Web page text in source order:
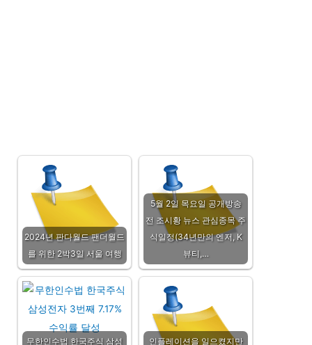
2024년 판다월드 팬더월드
를 위한 2박3일 서울 여행
5월 2일 목요일 공개방송
전 조시황 뉴스 관심종목 주
식일정(34년만의 엔저, K
뷰티,…
무한인수법 한국주식 삼성
인플레이션을 일으켰지만